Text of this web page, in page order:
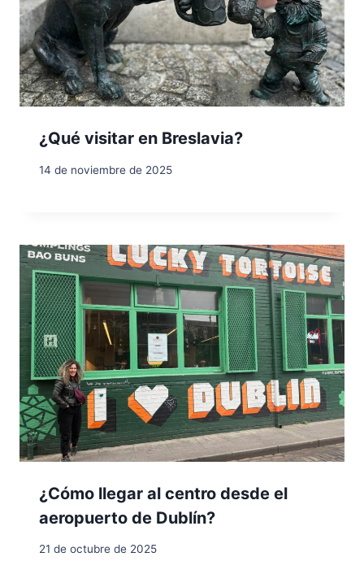
¿Qué visitar en Breslavia?
14 de noviembre de 2025
¿Cómo llegar al centro desde el
aeropuerto de Dublín?
21 de octubre de 2025